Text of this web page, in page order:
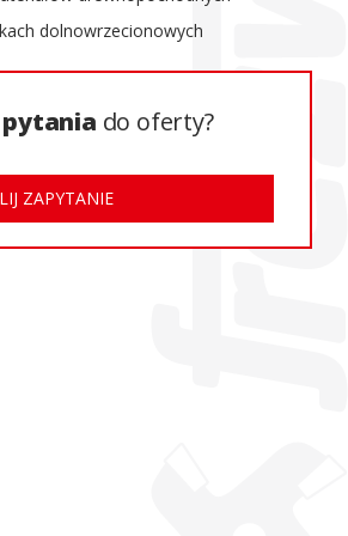
dolnowrzecionowych
pytania do oferty?
ZAPYTANIE